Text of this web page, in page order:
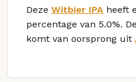
Deze Witbier IPA heeft
percentage van 5.0%.
komt van oorsprong uit